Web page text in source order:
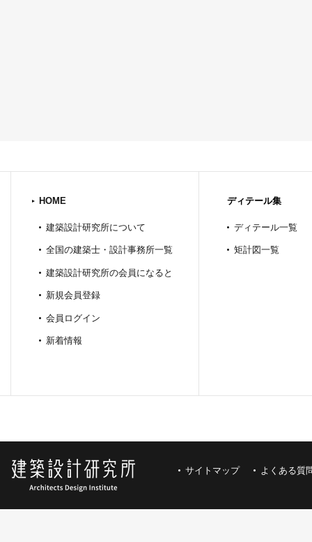
HOME
建築設計研究所について
全国の建築士・設計事務所一覧
建築設計研究所の会員になると
新規会員登録
会員ログイン
新着情報
ディテール集
ディテール一覧
矩計図一覧
サイトマップ よくある質